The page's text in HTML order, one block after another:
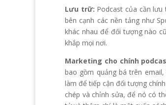
Lưu trữ: Podcast của cần
bên cạnh các nền tảng như
khác nhau để đối tượng nào
khắp mọi nơi.
Marketing cho chính
bao gồm quảng bá trên
làm để tiếp cận đối tượng
chép và chỉnh sửa, để nó có